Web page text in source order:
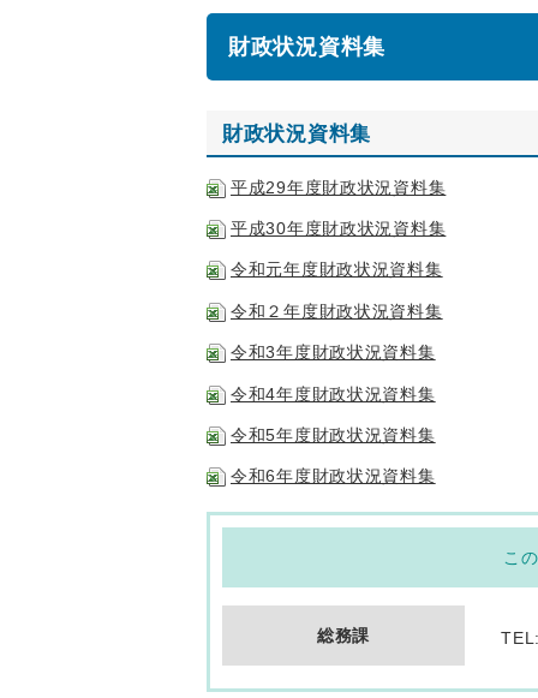
財政状況資料集
財政状況資料集
平成29年度財政状況資料集
平成30年度財政状況資料集
令和元年度財政状況資料集
令和２年度財政状況資料集
令和3年度財政状況資料集
令和4年度財政状況資料集
令和5年度財政状況資料集
令和6年度財政状況資料集
こ
総務課